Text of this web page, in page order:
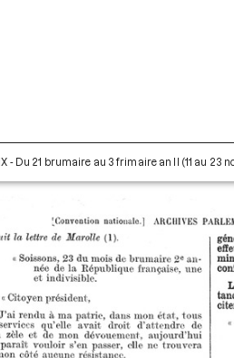
- Du 21 brumaire au 3 frimaire an II (11 au 23